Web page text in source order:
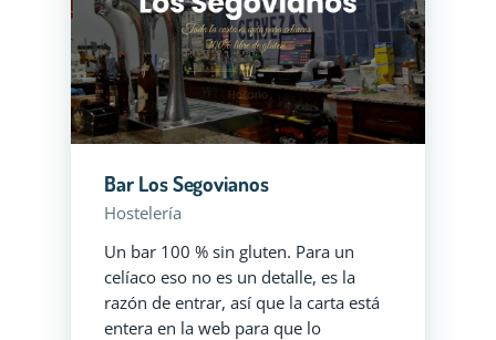
Bar Los Segovianos
Hostelería
Un bar 100 % sin gluten. Para un
celíaco eso no es un detalle, es la
razón de entrar, así que la carta está
entera en la web para que lo